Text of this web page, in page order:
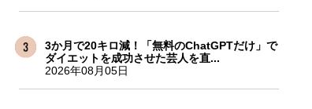
3か月で20キロ減！「無料のChatGPTだけ」で
ダイエットを成功させた芸人を直...
2026年08月05日